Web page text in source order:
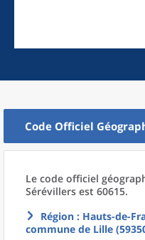
Code Officiel
Le code officiel
Sérévillers est 60615.
Région : Hauts-de-
commune de Lille